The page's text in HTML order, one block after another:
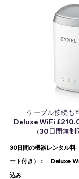
ケーブル接続も
Deluxe WiFi
（30日間無制
30日間の機器レンタル料
ート付き）： Deluxe
込み